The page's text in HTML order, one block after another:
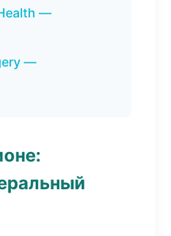
—
—